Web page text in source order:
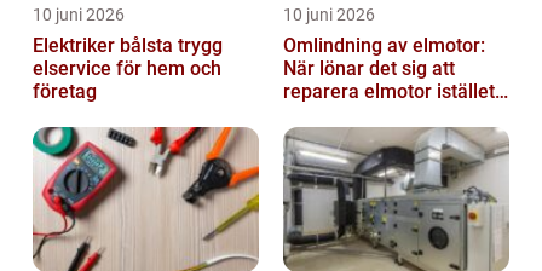
10 juni 2026
Elektriker bålsta trygg
elservice för hem och
företag
10 juni 2026
Omlindning av elmotor:
När lönar det sig att
reparera elmotor istället